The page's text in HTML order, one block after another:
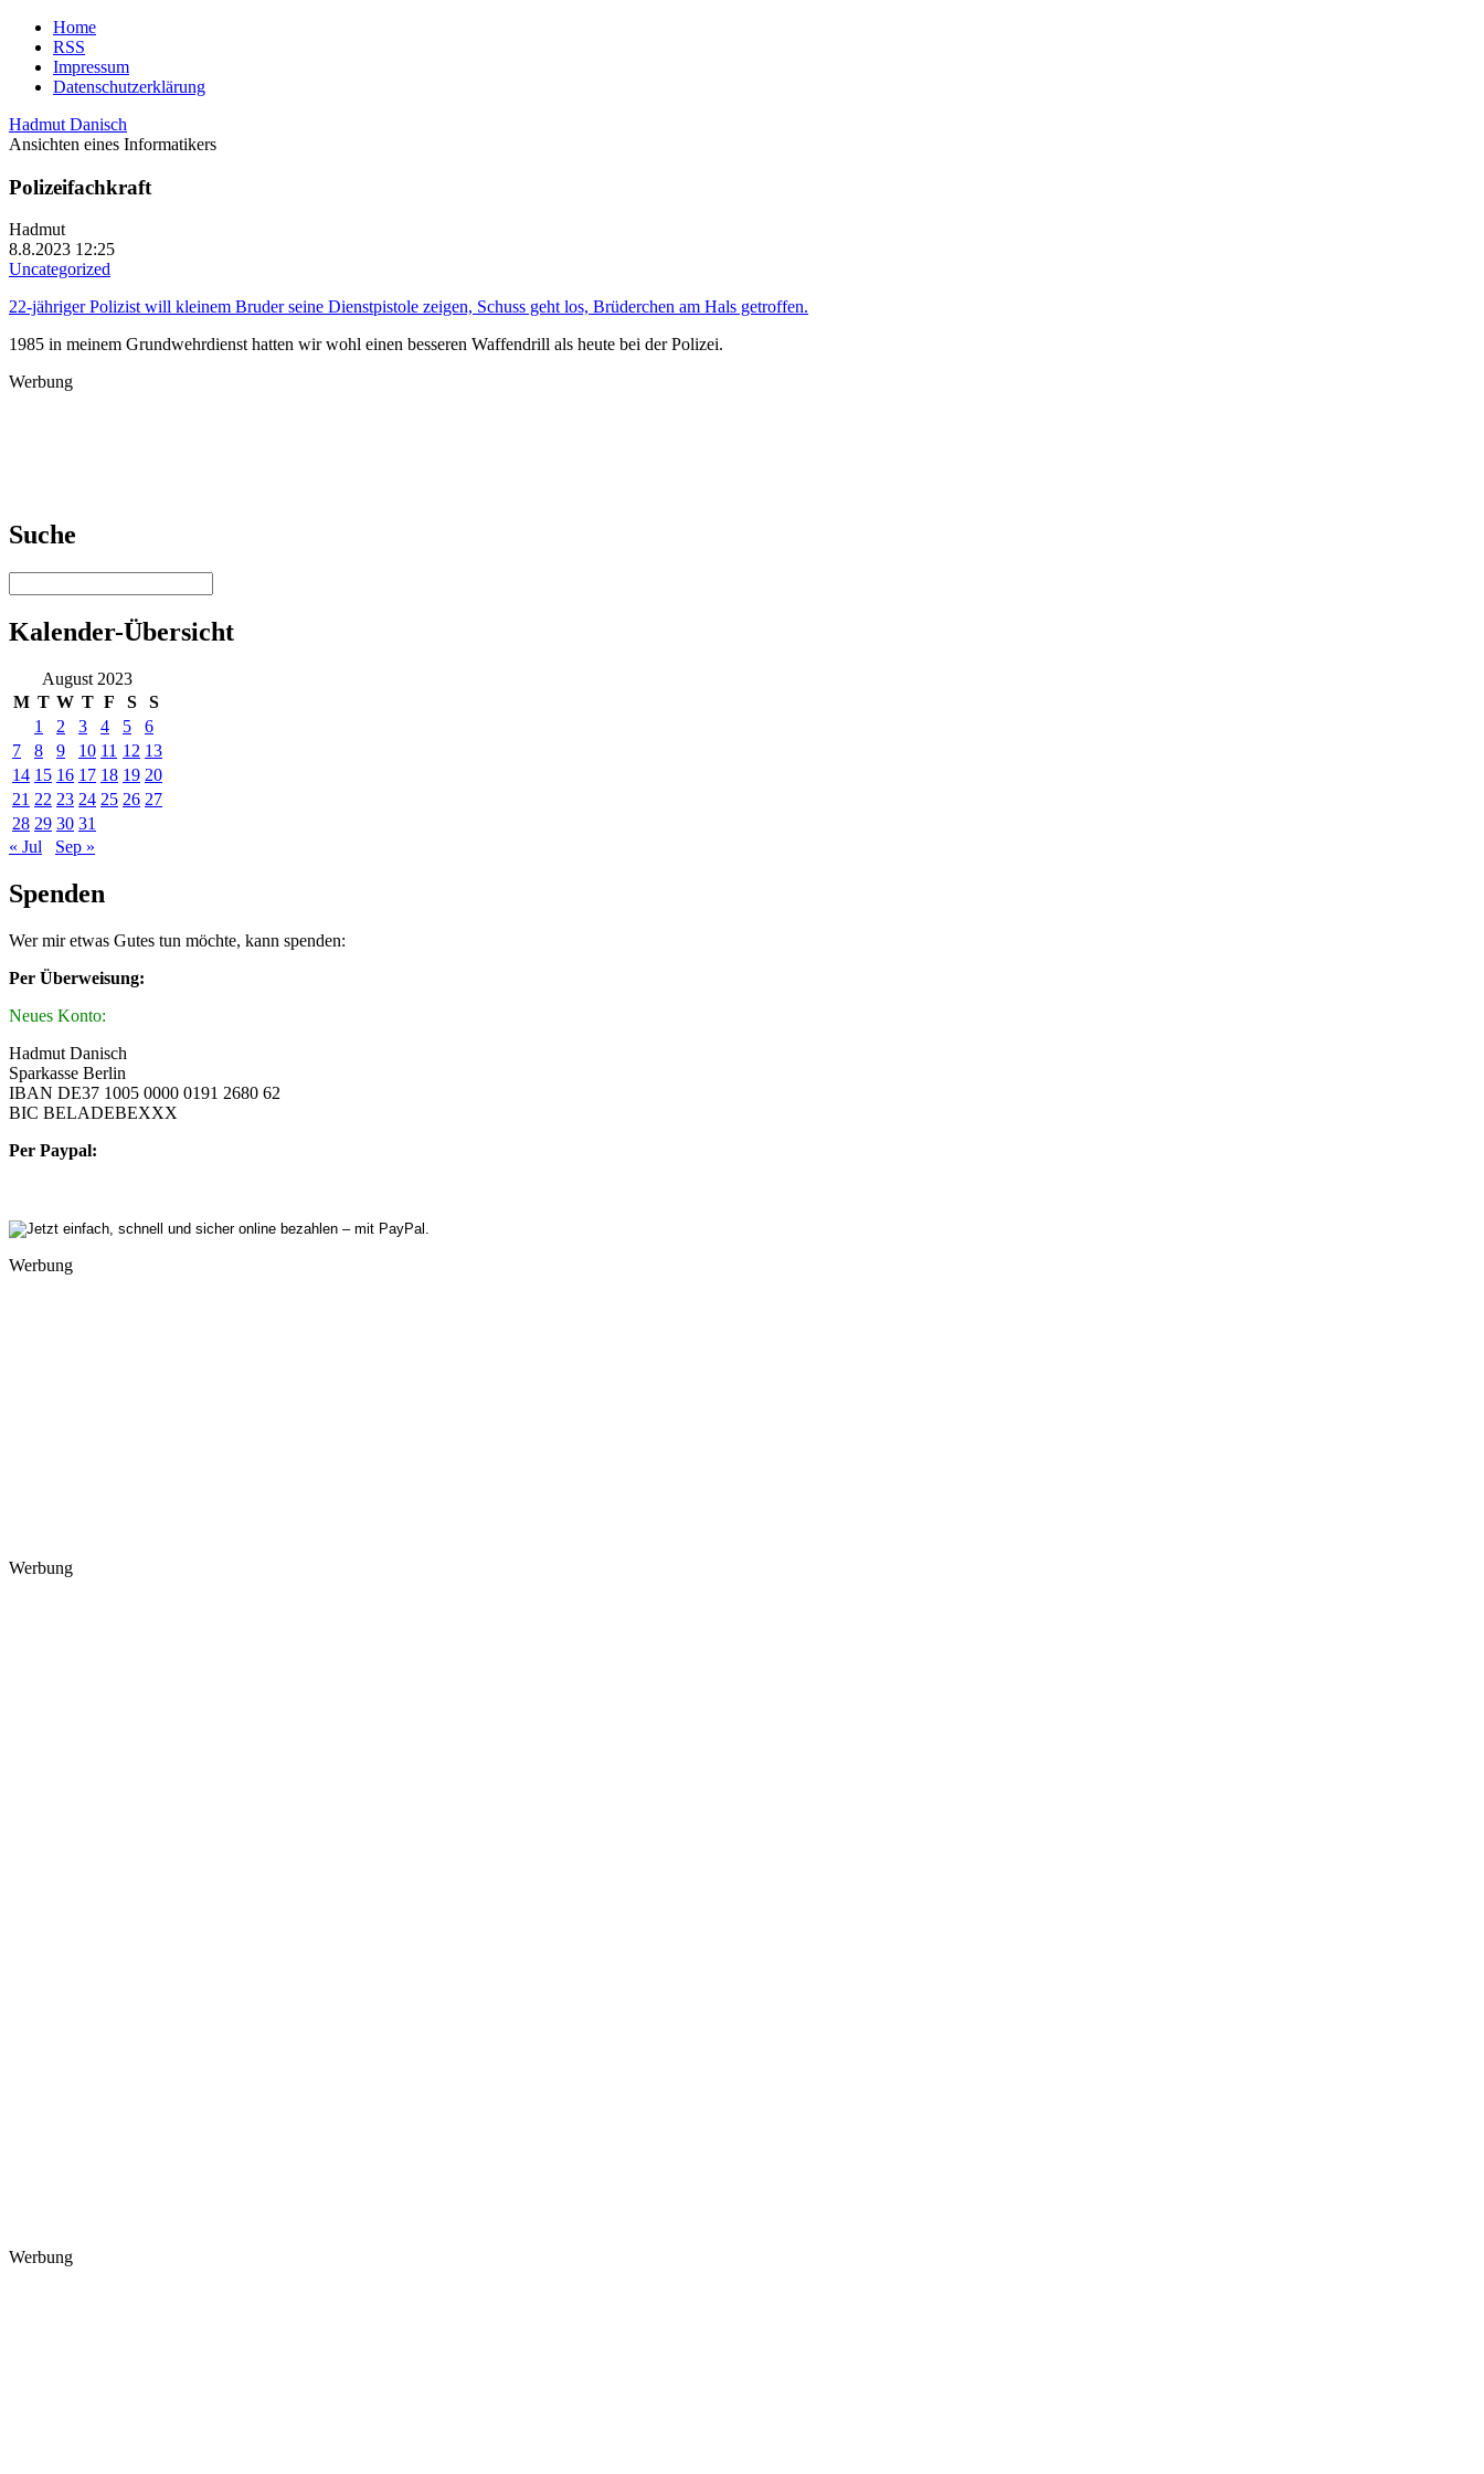
Home
RSS
Impressum
Datenschutzerklärung
Hadmut Danisch
Ansichten eines Informatikers
Polizeifachkraft
Hadmut
8.8.2023 12:25
Uncategorized
22-jähriger Polizist will kleinem Bruder seine Dienstpistole zeigen, Schuss geht los, Brüderchen am Hals getroffen.
1985 in meinem Grundwehrdienst hatten wir wohl einen besseren Waffendrill als heute bei der Polizei.
Werbung
Suche
Kalender-Übersicht
August 2023
M T W T F S
S
1
2 3 4 5
6
7
8 9 10 11 12 13
14 15 16 17 18 19 20
21 22 23 24 25 26 27
28 29 30 31
« Jul
Sep »
Spenden
Wer mir etwas Gutes tun möchte, kann spenden:
Per Überweisung:
Neues Konto:
Hadmut Danisch
Sparkasse Berlin
IBAN DE37 1005 0000 0191 2680 62
BIC BELADEBEXXX
Per Paypal:
Werbung
Werbung
Werbung